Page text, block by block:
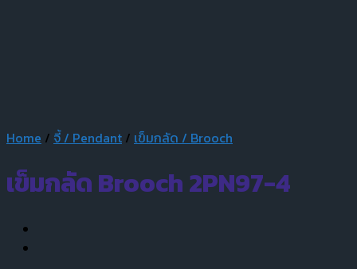
Home / จี้ / Pendant / เข็มกลัด / Brooch
เข็มกลัด Brooch 2PN97-4